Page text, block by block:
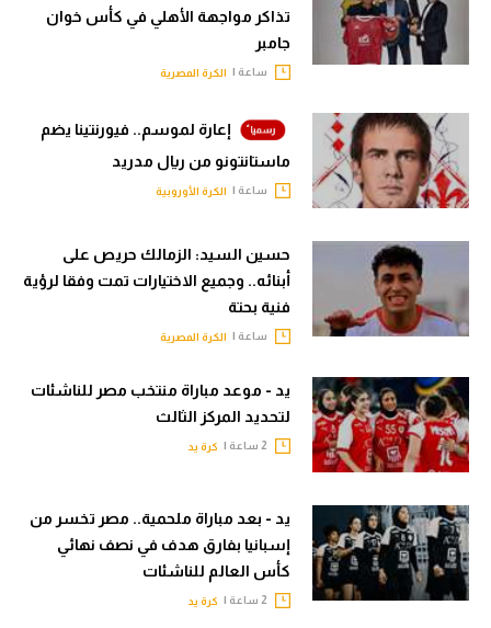
تذاكر مواجهة الأهلي في كأس خوان
جامبر
ساعة | الكرة المصرية
إعارة لموسم.. فيورنتينا يضم
ماستانتونو من ريال مدريد
ساعة | الكرة الأوروبية
حسين السيد: الزمالك حريص على
أبنائه.. وجميع الاختيارات تمت وفقا لرؤية
فنية بحتة
ساعة | الكرة المصرية
يد - موعد مباراة منتخب مصر للناشئات
لتحديد المركز الثالث
كرة يد
يد - بعد مباراة ملحمية.. مصر تخسر من
إسبانيا بفارق هدف في نصف نهائي
كأس العالم للناشئات
كرة يد